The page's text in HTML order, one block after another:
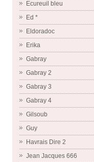
Ecureuil bleu
Ed *
Eldoradoc
Erika
Gabray
Gabray 2
Gabray 3
Gabray 4
Gilsoub
Guy
Havrais Dire 2
Jean Jacques 666